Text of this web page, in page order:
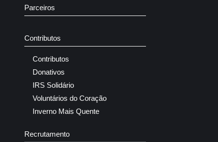
Parceiros
Contributos
Contributos
Donativos
IRS Solidário
Voluntários do Coração
Inverno Mais Quente
Recrutamento